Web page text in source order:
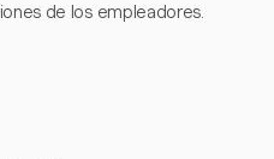
de los empleadores.